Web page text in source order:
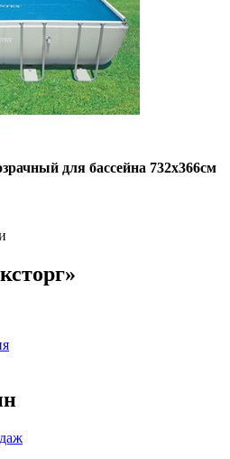
для бассейна 732х366см